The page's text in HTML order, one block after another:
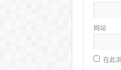
网站
在此